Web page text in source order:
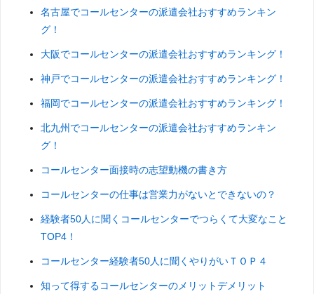
名古屋でコールセンターの派遣会社おすすめランキン
グ！
大阪でコールセンターの派遣会社おすすめランキング！
神戸でコールセンターの派遣会社おすすめランキング！
福岡でコールセンターの派遣会社おすすめランキング！
北九州でコールセンターの派遣会社おすすめランキン
グ！
コールセンター面接時の志望動機の書き方
コールセンターの仕事は営業力がないとできないの？
経験者50人に聞くコールセンターでつらくて大変なこと
TOP4！
コールセンター経験者50人に聞くやりがいＴＯＰ４
知って得するコールセンターのメリットデメリット